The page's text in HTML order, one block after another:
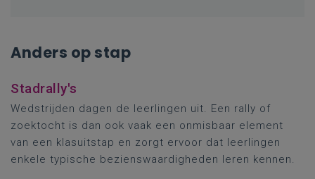
Anders op stap
Stadrally's
Wedstrijden dagen de leerlingen uit. Een rally of
zoektocht is dan ook vaak een onmisbaar element
van een klasuitstap en zorgt ervoor dat leerlingen
enkele typische bezienswaardigheden leren kennen.